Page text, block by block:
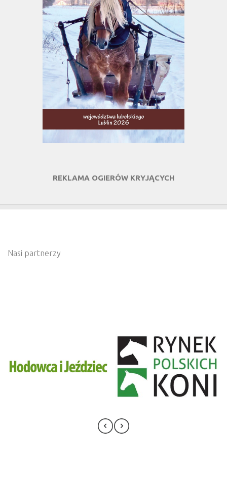
REKLAMA OGIERÓW KRYJĄCYCH
Nasi partnerzy